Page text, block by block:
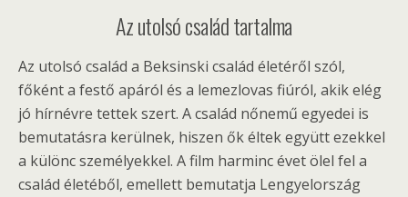
Az utolsó család tartalma
Az utolsó család a Beksinski család életéről szól,
főként a festő apáról és a lemezlovas fiúról, akik elég
jó hírnévre tettek szert. A család nőnemű egyedei is
bemutatásra kerülnek, hiszen ők éltek együtt ezekkel
a különc személyekkel. A film harminc évet ölel fel a
család életéből, emellett bemutatja Lengyelország